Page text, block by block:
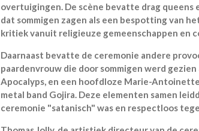
overtuigingen. De scène bevatte drag queens
dat sommigen zagen als een bespotting van
kritiek vanuit religieuze gemeenschappen en
Daarnaast bevatte de ceremonie andere
paardenvrouw die door sommigen werd gezien
Apocalyps, en een hoofdloze Marie-
metal band Gojira. Deze elementen samen
ceremonie "satanisch" was en respectloos